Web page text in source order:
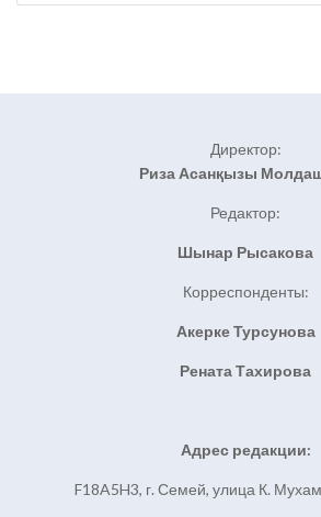
Директор:
Риза Асанқызы
Редактор:
Шынар Рысакова
Корреспонденты:
Акерке Турсунова
Рената Тахирова
Адрес редакции:
F18A5H3, г. Семей, улица К.